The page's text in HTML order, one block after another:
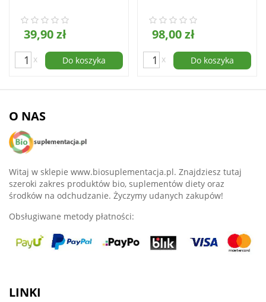
39,90 zł
x Do koszyka
98,00 zł
x Do koszyka
O NAS
Witaj w sklepie www.biosuplementacja.pl. Znajdziesz tutaj
szeroki zakres produktów bio, suplementów diety oraz
środków na odchudzanie. Życzymy udanych zakupów!
Obsługiwane metody płatności:
LINKI